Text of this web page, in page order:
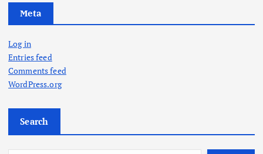
Meta
Log in
Entries feed
Comments feed
WordPress.org
Search